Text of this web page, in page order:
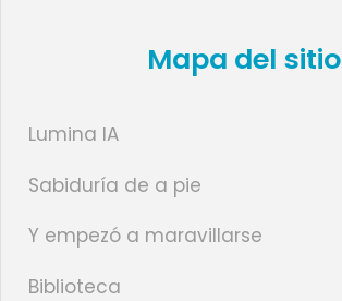
Mapa del sitio
Lumina IA
Sabiduría de a pie
Y empezó a maravillarse
Biblioteca